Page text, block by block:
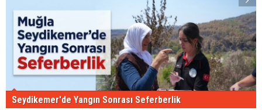
Seydikemer'de Yangın Sonrası Seferberlik